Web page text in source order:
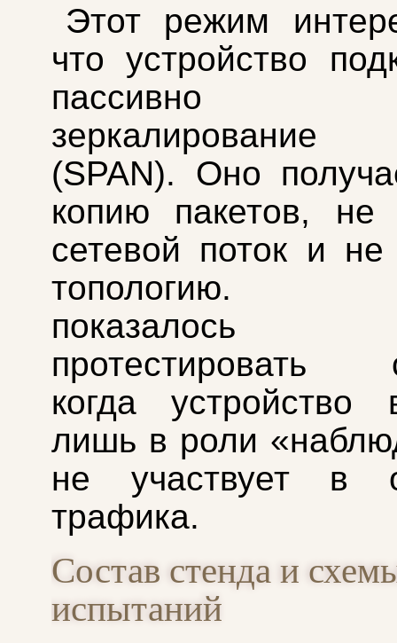
Этот режим
что устройство
пассивно
зеркалирование
(SPAN). Оно
копию пакетов, не
сетевой поток и
топологию.
показалось
протестировать
когда устройство
лишь в роли
не участвует в
трафика.
Состав стенда и
испытаний